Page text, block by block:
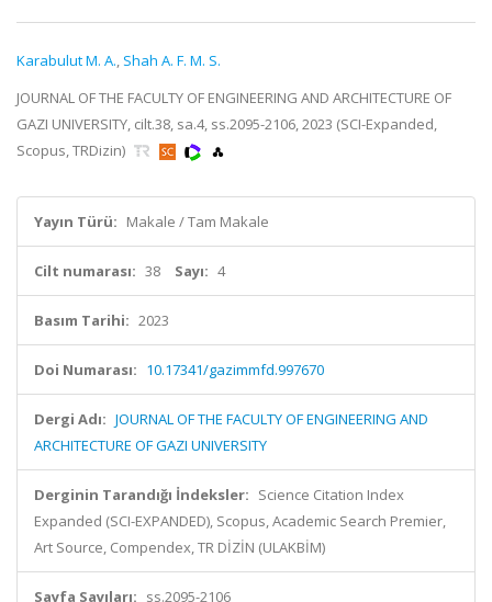
Karabulut M. A., Shah A. F. M. S.
JOURNAL OF THE FACULTY OF ENGINEERING AND ARCHITECTURE OF
GAZI UNIVERSITY, cilt.38, sa.4, ss.2095-2106, 2023 (SCI-Expanded,
Scopus, TRDizin)
Yayın Türü: Makale / Tam Makale
Cilt numarası: 38 Sayı: 4
Basım Tarihi: 2023
Doi Numarası: 10.17341/gazimmfd.997670
Dergi Adı: JOURNAL OF THE FACULTY OF ENGINEERING AND
ARCHITECTURE OF GAZI UNIVERSITY
Derginin Tarandığı İndeksler: Science Citation Index
Expanded (SCI-EXPANDED), Scopus, Academic Search Premier,
Art Source, Compendex, TR DİZİN (ULAKBİM)
Sayfa Sayıları: ss.2095-2106